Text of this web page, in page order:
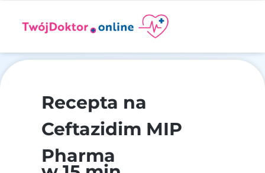
Recepta na
Ceftazidim MIP
Pharma